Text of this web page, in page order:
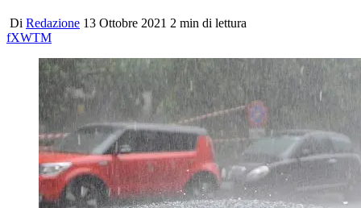
Di Redazione 13 Ottobre 2021 2 min di lettura
fXWTM